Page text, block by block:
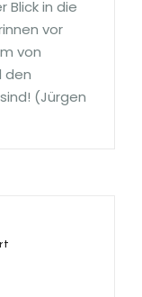
Blick in die
vor
von
den
(Jürgen